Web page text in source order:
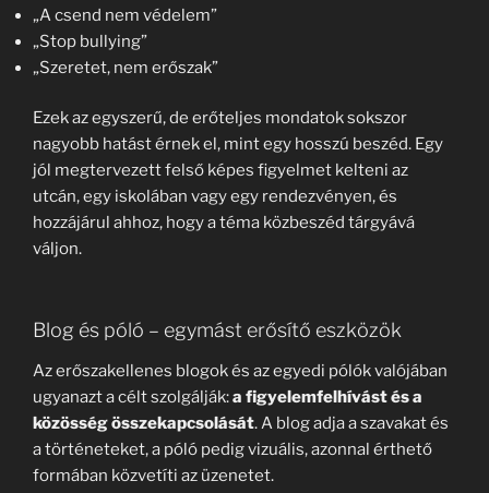
„A csend nem védelem”
„Stop bullying”
„Szeretet, nem erőszak”
Ezek az egyszerű, de erőteljes mondatok sokszor
nagyobb hatást érnek el, mint egy hosszú beszéd. Egy
jól megtervezett felső képes figyelmet kelteni az
utcán, egy iskolában vagy egy rendezvényen, és
hozzájárul ahhoz, hogy a téma közbeszéd tárgyává
váljon.
Blog és póló – egymást erősítő eszközök
Az erőszakellenes blogok és az egyedi pólók valójában
ugyanazt a célt szolgálják:a figyelemfelhívást és a
közösség összekapcsolását. A blog adja a szavakat és
a történeteket, a póló pedig vizuális, azonnal érthető
formában közvetíti az üzenetet.